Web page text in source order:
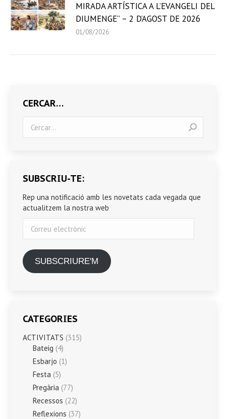
MIRADA ARTÍSTICA A L’EVANGELI DEL
DIUMENGE” – 2 D’AGOST DE 2026
01/08/2026
CERCAR…
SUBSCRIU-TE:
Rep una notificació amb les novetats cada vegada que
actualitzem la nostra web
electrònic
SUBSCRIURE'M
CATEGORIES
ACTIVITATS (315)
Bateig (4)
Esbarjo (1)
Festa (5)
Pregària (77)
Recessos (22)
Reflexions (37)